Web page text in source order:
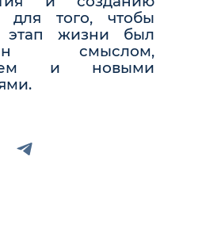
для того, чтобы
этап жизни был
смыслом,
и новыми